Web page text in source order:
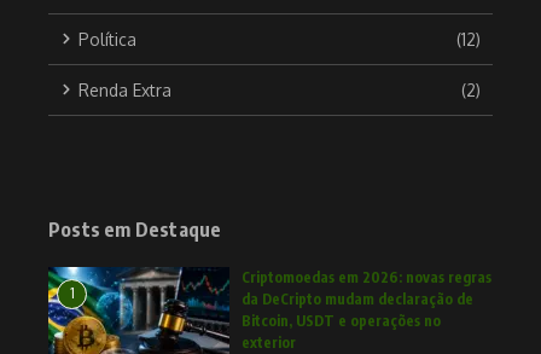
Política (12)
Renda Extra (2)
Posts em Destaque
1
Criptomoedas em 2026: novas regras
da DeCripto mudam declaração de
Bitcoin, USDT e operações no
exterior